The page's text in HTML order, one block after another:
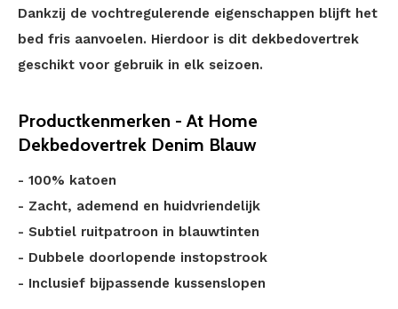
Dankzij de vochtregulerende eigenschappen blijft het
bed fris aanvoelen. Hierdoor is dit dekbedovertrek
geschikt voor gebruik in elk seizoen.
Productkenmerken - At Home
Dekbedovertrek Denim Blauw
- 100% katoen
- Zacht, ademend en huidvriendelijk
- Subtiel ruitpatroon in blauwtinten
- Dubbele doorlopende instopstrook
- Inclusief bijpassende kussenslopen